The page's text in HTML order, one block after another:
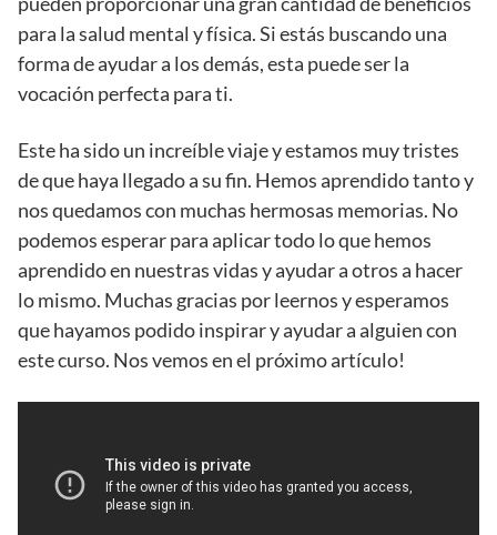
para la salud mental y física. Si estás buscando una
forma de ayudar a los demás, esta puede ser la
vocación perfecta para ti.
Este ha sido un increíble viaje y estamos muy tristes
de que haya llegado a su fin. Hemos aprendido tanto y
nos quedamos con muchas hermosas memorias. No
podemos esperar para aplicar todo lo que hemos
aprendido en nuestras vidas y ayudar a otros a hacer
lo mismo. Muchas gracias por leernos y esperamos
que hayamos podido inspirar y ayudar a alguien con
este curso. Nos vemos en el próximo artículo!